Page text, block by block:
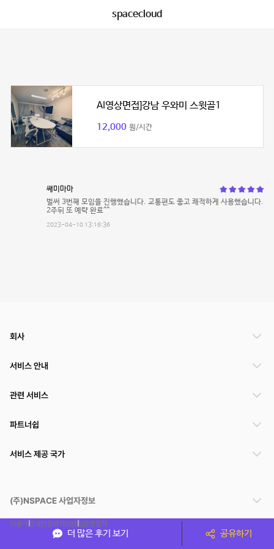
spacecloud
AI영상면접]강남 우와미 스윗골1
12,000 원/시간
쌔미마마
벌써 3번째 모임을 진행했습니다. 교통편도 좋고 쾌적하게 사용했습니다.
2주뒤 또 예략 완료^^
2023-04-10 13:16:36
더 많은 후기 보기 공유하기
회사
서비스 안내
관련 서비스
파트너쉽
서비스 제공 국가
(주)NSPACE 사업자정보
이용약관개인정보처리방침운영정책
스페이스클라우드는 통신판매중개자이며 통신판매의 당사자가 아닙니다. 따라서 스페이스클